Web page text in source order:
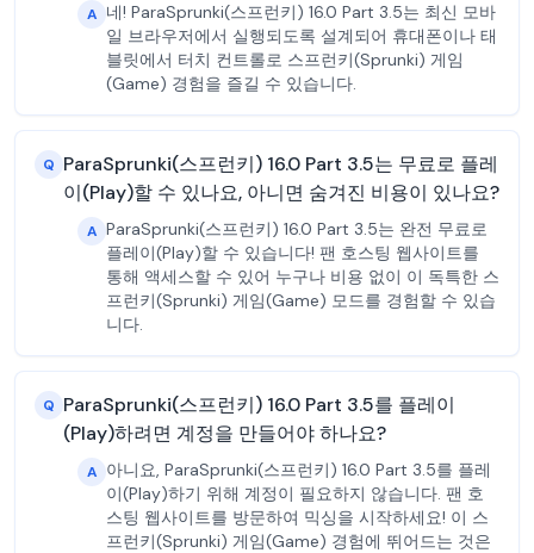
A 네! ParaSprunki(스프런키) 16.0 Part 3.5는 최신 모바
일 브라우저에서 실행되도록 설계되어 휴대폰이나 태
블릿에서 터치 컨트롤로 스프런키(Sprunki) 게임
(Game) 경험을 즐길 수 있습니다.
Q ParaSprunki(스프런키) 16.0 Part 3.5는 무료로 플레
이(Play)할 수 있나요, 아니면 숨겨진 비용이 있나요?
A ParaSprunki(스프런키) 16.0 Part 3.5는 완전 무료로
플레이(Play)할 수 있습니다! 팬 호스팅 웹사이트를
통해 액세스할 수 있어 누구나 비용 없이 이 독특한 스
프런키(Sprunki) 게임(Game) 모드를 경험할 수 있습
니다.
Q ParaSprunki(스프런키) 16.0 Part 3.5를 플레이
(Play)하려면 계정을 만들어야 하나요?
A 아니요, ParaSprunki(스프런키) 16.0 Part 3.5를 플레
이(Play)하기 위해 계정이 필요하지 않습니다. 팬 호
스팅 웹사이트를 방문하여 믹싱을 시작하세요! 이 스
프런키(Sprunki) 게임(Game) 경험에 뛰어드는 것은